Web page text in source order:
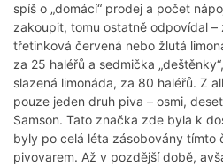
spíš o „domácí“ prodej a počet
zakoupit, tomu ostatně odpovídal –
třetinková červená nebo žlutá
za 25 haléřů a sedmička
slazená limonáda, za 80 haléřů. Z
pouze jeden druh piva – osmi,
Samson. Tato značka zde byla k
byly po celá léta zásobovány tímto
pivovarem. Až v pozdější době,